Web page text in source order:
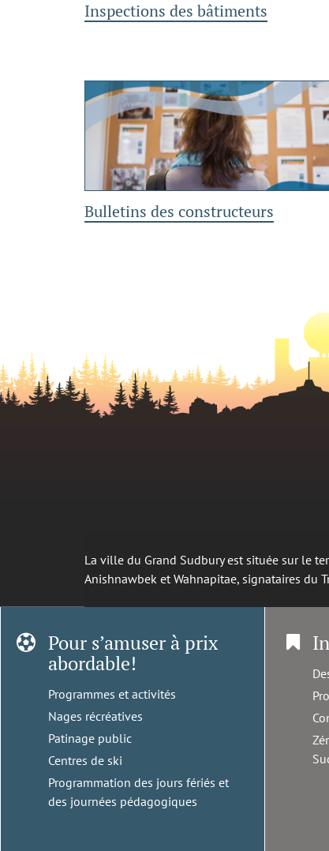
Inspections des bâtiments
Bulletins des constructeurs
La ville du Grand Sudbury est située sur le
Anishnawbek et Wahnapitae, signataires du
Pour s’amuser à prix
abordable!
Programmes et activités
Nages récréatives
Patinage public
Centres de ski
Programmation des jours fériés et
des journées pédagogiques